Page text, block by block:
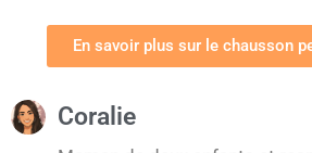
En savoir plus sur le chausson
Coralie